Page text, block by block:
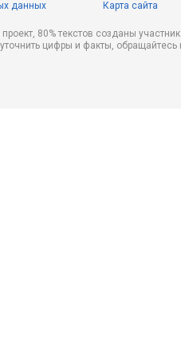
данных Карта сайта
80% текстов созданы
уточнить цифры и факты,